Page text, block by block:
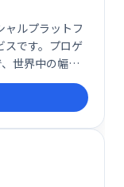
ルプラットフ
スです。プロゲ
世界中の幅広
ンゲージメント
多様なプラッ
ッセージを世界